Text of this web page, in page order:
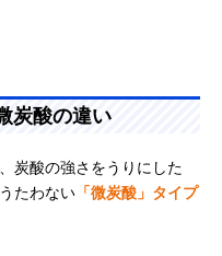
炭酸の違い
炭酸の強さをうりにした
たわない 「微炭酸」タイプ